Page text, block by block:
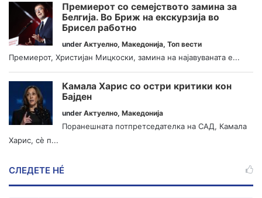
Премиерот со семејството замина за
Белгија. Во Бриж на екскурзија во
Брисел работно
under Актуелно, Македонија, Топ вести
Премиерот, Христијан Мицкоски, замина на најавуваната е...
Камала Харис со остри критики кон
Бајден
under Актуелно, Македонија
Поранешната потпретседателка на САД, Камала
Харис, сè п...
СЛЕДЕТЕ НÉ